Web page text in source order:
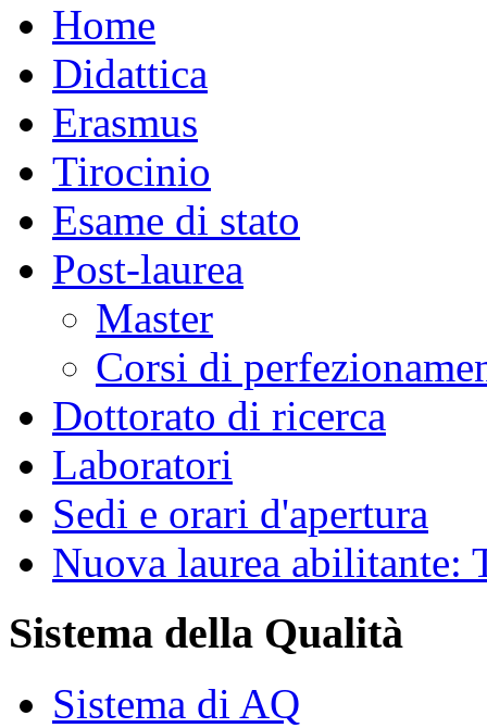
Home
Didattica
Erasmus
Tirocinio
Esame di stato
Post-laurea
Master
Corsi di
Dottorato di ricerca
Laboratori
Sedi e orari d'apertura
Nuova laurea abilitante:
Sistema della Qualità
Sistema di AQ